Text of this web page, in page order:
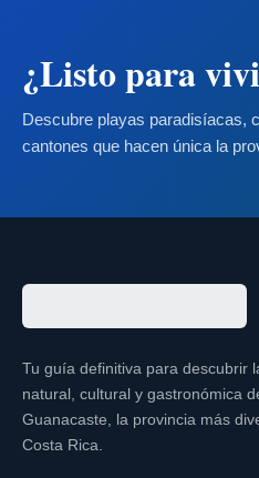
¿Listo para
Descubre playas paradisíacas,
cantones que hacen única la
Tu guía definitiva para descubrir
natural, cultural y gastronómica
Guanacaste, la provincia más
Costa Rica.